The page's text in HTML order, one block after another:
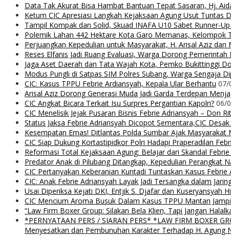
Data Tak Akurat Bisa Hambat Bantuan Tepat Sasaran, Hj.
Ketum CIC Apresiasi Langkah Kejaksaan Agung Usut
Tampil Kompak dan Solid, Skuad INAFA U10 Sabet Runner-
Polemik Lahan 442 Hektare Kota Garo Memanas, Kelompok
Perjuangkan Kepedulian untuk Masyarakat, H. Arisal Aziz
Reses Elfanis Jadi Ruang Evaluasi, Warga Dorong
Jaga Aset Daerah dan Tata Wajah Kota, Pemko Bukittinggi
Modus Pungli di Satpas SIM Polres Subang, Warga Sengaja
CIC: Kasus TPPU Febrie Ardiansyah, Kepala Ular Berhantu 07/
Arisal Aziz Dorong Generasi Muda Jadi Garda Terdepan
CIC Angkat Bicara Terkait Isu Surpres Pergantian Kapolri? 06/
CIC Menelisik Jejak Pusaran Bisnis Febrie Adriansyah – Don
Status Jaksa Febrie Adriansyah Dicopot Sementara,CIC
Kesempatan Emas! Ditlantas Polda Sumbar Ajak
CIC Siap Dukung Kortastipidkor Polri Hadapi Praperadilan
Reformasi Total Kejaksaan Agung: Belajar dari Skandal
Predator Anak di Pilubang Ditangkap, Kepedulian Perangkat
CIC Pertanyakan Keberanian Kuntadi Tuntaskan Kasus Febrie
CIC: Anak Febrie Adriansyah Layak Jadi Tersangka dalam
Usai Diperiksa Kejati DKI, Entjik S. Djafar dan Kuseryansyah
CIC Mencium Aroma Busuk Dalam Kasus TPPU Mantan
“Law Firm Boxer Group: Silakan Bela Klien, Tapi Jangan
*PERNYATAAN PERS / SIARAN PERS* *LAW FIRM BOXER
Menyesatkan dan Pembunuhan Karakter Terhadap H.